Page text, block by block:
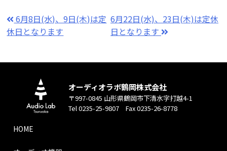
6月8日(水)、9日(木)は定
休日となります
6月22日(水)、23日(木)は定休
日となります
オーディオラボ鶴岡株式会社
〒997-0845 山形県鶴岡市下清水字打越4-1
Tel 0235-25-9807 Fax 0235-26-8778
HOME